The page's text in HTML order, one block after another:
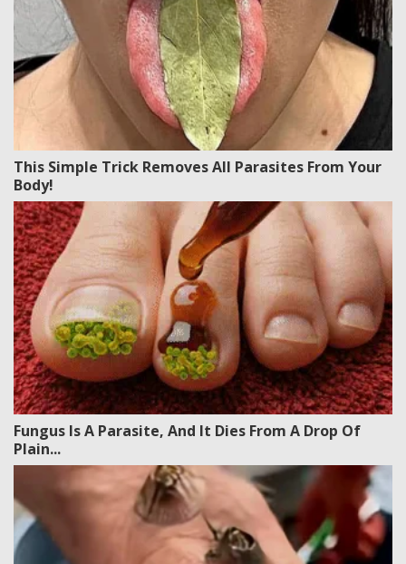
This Simple Trick Removes All Parasites From Your
Body!
Fungus Is A Parasite, And It Dies From A Drop Of
Plain...